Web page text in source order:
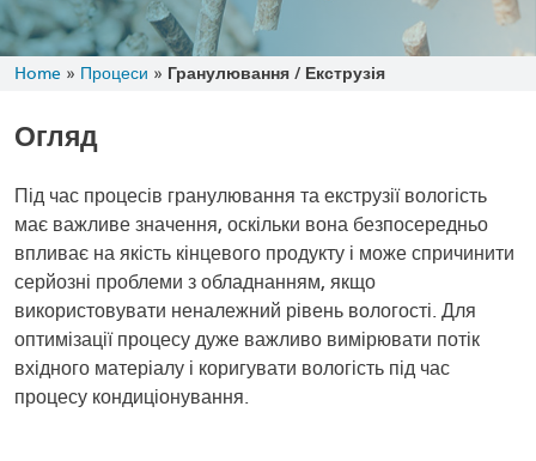
Home » Процеси » Гранулювання / Екструзія
Огляд
Під час процесів гранулювання та екструзії вологість
має важливе значення, оскільки вона безпосередньо
впливає на якість кінцевого продукту і може спричинити
серйозні проблеми з обладнанням, якщо
використовувати неналежний рівень вологості. Для
оптимізації процесу дуже важливо вимірювати потік
вхідного матеріалу і коригувати вологість під час
процесу кондиціонування.